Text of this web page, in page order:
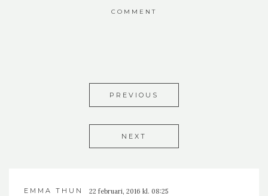
COMMENT
PREVIOUS
NEXT
EMMA THUN 22 februari, 2016 kl. 08:25